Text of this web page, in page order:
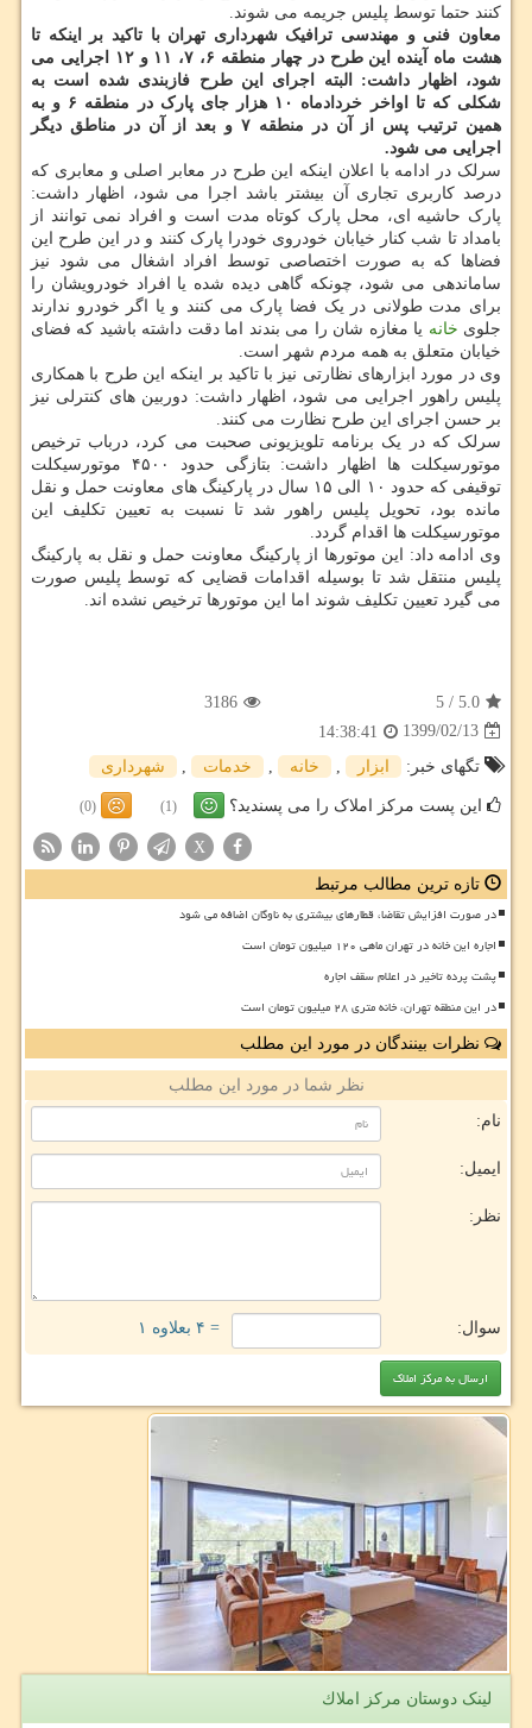
کنند حتما توسط پلیس جریمه می شوند.
معاون فنی و مهندسی ترافیک شهرداری تهران با تاکید بر اینکه تا
هشت ماه آینده این طرح در چهار منطقه ۶، ۷، ۱۱ و ۱۲ اجرایی می
شود، اظهار داشت: البته اجرای این طرح فازبندی شده است به
شکلی که تا اواخر خردادماه ۱۰ هزار جای پارک در منطقه ۶ و به
همین ترتیب پس از آن در منطقه ۷ و بعد از آن در مناطق دیگر
اجرایی می شود.
سرلک در ادامه با اعلان اینکه این طرح در معابر اصلی و معابری که
درصد کاربری تجاری آن بیشتر باشد اجرا می شود، اظهار داشت:
پارک حاشیه ای، محل پارک کوتاه مدت است و افراد نمی توانند از
بامداد تا شب کنار خیابان خودروی خودرا پارک کنند و در این طرح این
فضاها که به صورت اختصاصی توسط افراد اشغال می شود نیز
ساماندهی می شود، چونکه گاهی دیده شده یا افراد خودرویشان را
برای مدت طولانی در یک فضا پارک می کنند و یا اگر خودرو ندارند
جلوی خانه یا مغازه شان را می بندند اما دقت داشته باشید که فضای
خیابان متعلق به همه مردم شهر است.
وی در مورد ابزارهای نظارتی نیز با تاکید بر اینکه این طرح با همکاری
پلیس راهور اجرایی می شود، اظهار داشت: دوربین های کنترلی نیز
بر حسن اجرای این طرح نظارت می کنند.
سرلک که در یک برنامه تلویزیونی صحبت می کرد، درباب ترخیص
موتورسیکلت ها اظهار داشت: بتازگی حدود ۴۵۰۰ موتورسیکلت
توقیفی که حدود ۱۰ الی ۱۵ سال در پارکینگ های معاونت حمل و نقل
مانده بود، تحویل پلیس راهور شد تا نسبت به تعیین تکلیف این
موتورسیکلت ها اقدام گردد.
وی ادامه داد: این موتورها از پارکینگ معاونت حمل و نقل به پارکینگ
پلیس منتقل شد تا بوسیله اقدامات قضایی که توسط پلیس صورت
می گیرد تعیین تکلیف شوند اما این موتورها ترخیص نشده اند.
5.0
/
5
3186
1399/02/13
14:38:41
تگهای خبر:
ابزار , خانه , خدمات , شهرداری
این پست مرکز املاک را می پسندید؟ (1)
(0)
X
تازه ترین مطالب مرتبط
در صورت افزایش تقاضا، قطارهای بیشتری به ناوگان اضافه می شود
اجاره این خانه در تهران ماهی ۱۲۰ میلیون تومان است
پشت پرده تاخیر در اعلام سقف اجاره
در این منطقه تهران، خانه متری ۲۸ میلیون تومان است
نظرات بینندگان در مورد این مطلب
نظر شما در مورد این مطلب
نام:
ایمیل:
نظر:
سوال: = ۴ بعلاوه ۱
لینک دوستان مركز املاك